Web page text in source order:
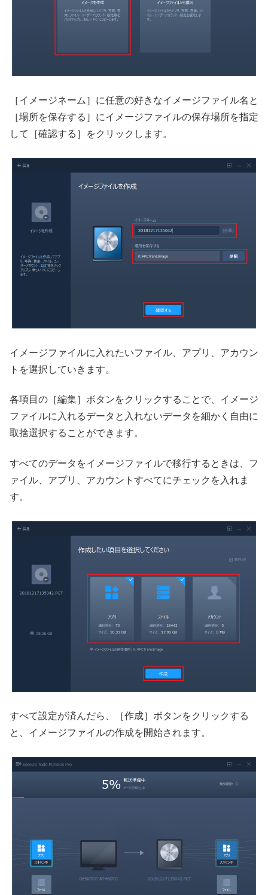
［イメージネーム］に任意の好きなイメージファイル名と
［場所を保存する］にイメージファイルの保存場所を指定
して［確認する］をクリックします。
イメージファイルに入れたいファイル、アプリ、アカウン
トを選択していきます。
各項目の［編集］ボタンをクリックすることで、イメージ
ファイルに入れるデータと入れないデータを細かく自由に
取捨選択することができます。
すべてのデータをイメージファイルで移行するときは、フ
ァイル、アプリ、アカウントすべてにチェックを入れま
す。
すべて設定が済んだら、［作成］ボタンをクリックする
と、イメージファイルの作成を開始されます。